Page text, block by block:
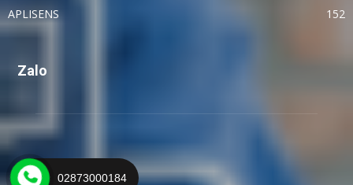
APLISENS
152
Zalo
02873000184